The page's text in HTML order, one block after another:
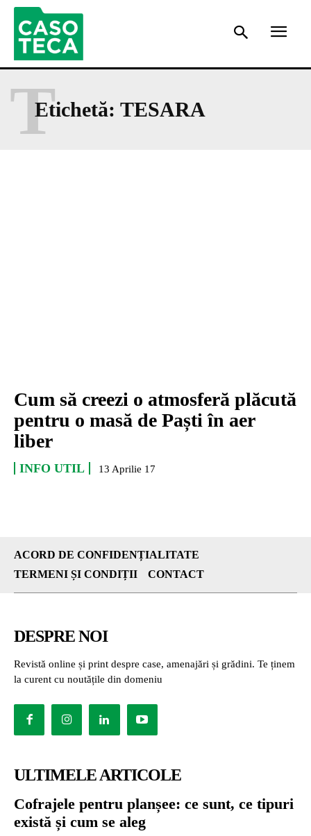
Etichetă: TESARA
T
Cum să creezi o atmosferă plăcută
pentru o masă de Paști în aer
liber
INFO UTIL 13 Aprilie 17
ACORD DE CONFIDENȚIALITATE
TERMENI ȘI CONDIȚII
CONTACT
DESPRE NOI
Revistă online și print despre case, amenajări și grădini. Te ținem
la curent cu noutățile din domeniu
ULTIMELE ARTICOLE
Cofrajele pentru planșee: ce sunt, ce tipuri
există și cum se aleg